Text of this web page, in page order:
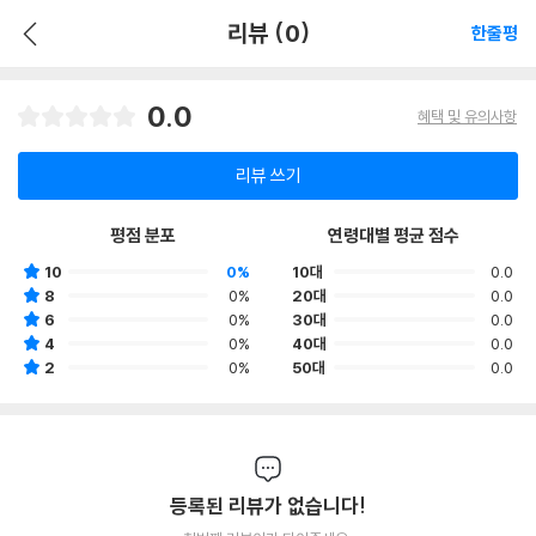
리뷰 (0) 한줄평
0.0 혜택 및 유의사항
리뷰 쓰기
평점 분포
10
0%
8
0%
6
0%
4
0%
2
0%
연령대별 평균 점수
10대
0.0
20대
0.0
30대
0.0
40대
0.0
50대
0.0
등록된 리뷰가 없습니다!